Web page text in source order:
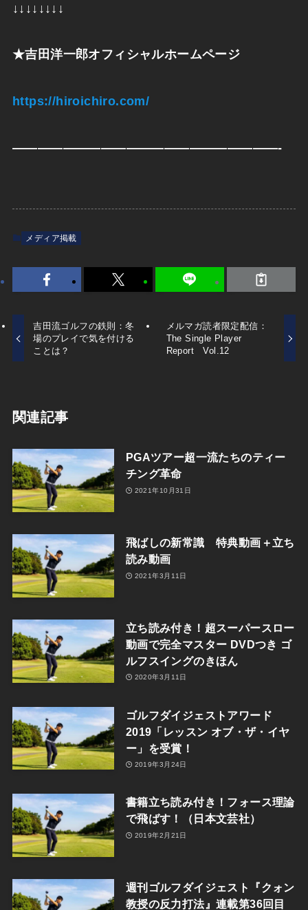
↓↓↓↓↓↓↓↓
★吉田洋一郎オフィシャルホームページ
https://hiroichiro.com/
—————————————————————-
メディア掲載
吉田流ゴルフの鉄則：冬
場のプレイで気を付ける
ことは？
メルマガ読者限定配信：
The Single Player
Report Vol.12
関連記事
PGAツアー超一流たちのティー
チング革命
2021年10月31日
飛ばしの新常識 特典動画＋立ち
読み動画
2021年3月11日
立ち読み付き！超スーパースロー
動画で完全マスター DVDつき ゴ
ルフスイングのきほん
2020年3月11日
ゴルフダイジェストアワード
2019「レッスン オブ・ザ・イヤ
ー」を受賞！
2019年3月24日
書籍立ち読み付き！フォース理論
で飛ばす！（日本文芸社）
2019年2月21日
週刊ゴルフダイジェスト『クォン
教授の反力打法』連載第36回目